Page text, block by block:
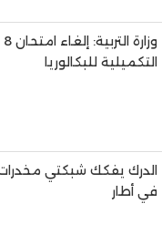
التكميلية للبكالوريا
في أطار